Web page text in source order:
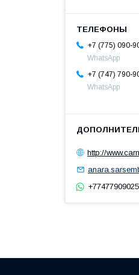
+7 (775) 090-
WhatsApp
+7 (747) 790-
WhatsApp
http://